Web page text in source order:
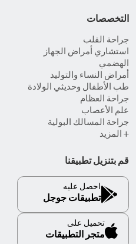
التخصصات
جراحة القلب
استشاري أمراض الجهاز
الهضمي
أمراض النساء والتوليد
طب الأطفال وحديثي الولادة
جراحة العظام
علم الأعصاب
جراحة المسالك البولية
+ المزيد
قم بتنزيل تطبيقنا
احصل عليه
تطبيقات جوجل
تحميل على
متجر التطبيقات